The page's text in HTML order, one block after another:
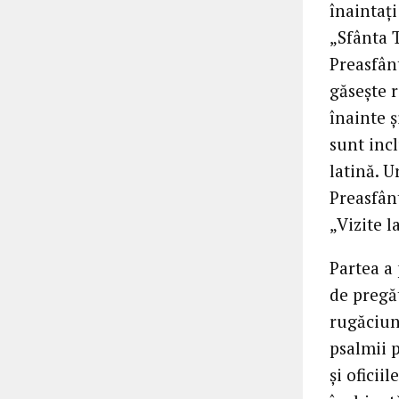
înaintaţi
„Sfânta
găseşte
înainte
sunt
latină.
„Vizite
Partea
de
psalmii
şi